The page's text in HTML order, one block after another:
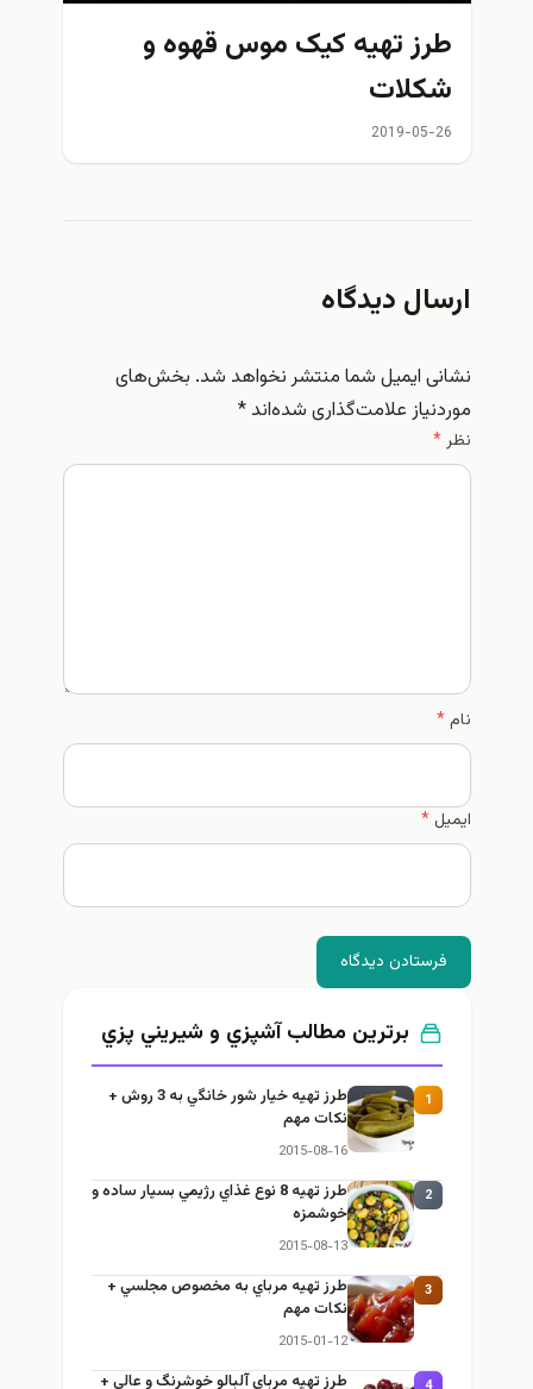
طرز تهیه کیک موس قهوه و
شکلات
2019-05-26
ارسال دیدگاه
نشانی ایمیل شما منتشر نخواهد شد. بخش‌های
موردنیاز علامت‌گذاری شده‌اند*
نظر*
نام*
ایمیل*
فرستادن دیدگاه
برترین مطالب آشپزي و شيريني پزي
1
طرز تهيه خیار شور خانگي به 3 روش +
نكات مهم
2015-08-16
2
طرز تهيه 8 نوع غذاي رژيمي بسيار ساده و
خوشمزه
2015-08-13
3
طرز تهيه مرباي به مخصوص مجلسي +
نكات مهم
2015-01-12
طرز تهيه مرباي آلبالو خوشرنگ و عالي +